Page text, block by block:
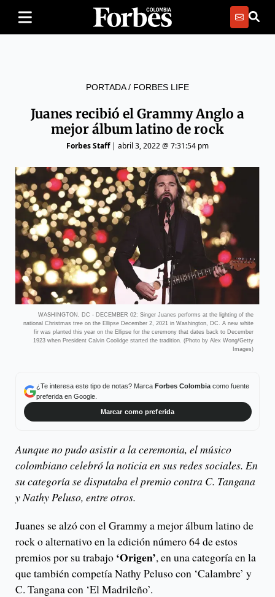
PORTADA/ FORBES LIFE
Juanes recibió el Grammy Anglo a
mejor álbum latino de rock
Forbes Staff| abril 3, 2022 @ 7:31:54 pm
WASHINGTON, DC - DECEMBER 02: Singer Juanes performs at the lighting of the
national Christmas tree on the Ellipse December 2, 2021 in Washington, DC. A new white
fir was planted this year on the Ellipse for the ceremony that dates back to December
1923 when President Calvin Coolidge started the tradition. (Photo by Alex Wong/Getty
Images)
¿Te interesa este tipo de notas? Marca Forbes Colombiacomo fuente
preferida en Google.
Marcar como preferida
Aunque no pudo asistir a la ceremonia, el músico
colombiano celebró la noticia en sus redes sociales. En
su categoría se disputaba el premio contra C. Tangana
y Nathy Peluso, entre otros.
Juanes se alzó con el Grammy a mejor álbum latino de
rock o alternativo en la edición número 64 de estos
premios por su trabajo ‘Origen’, en una categoría en la
que también competía Nathy Peluso con ‘Calambre’ y
C. Tangana con ‘El Madrileño’.